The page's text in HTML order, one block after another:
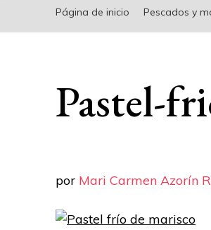
Página de inicio Pescados y
Pastel-
por Mari Carmen Azorín